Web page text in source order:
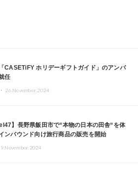
CASETiFY ホリデーギフトガイド」のアンバ
任
26.November.2024
】長野県飯田市で“本物の日本の田舎“を体
ンバウンド向け旅行商品の販売を開始